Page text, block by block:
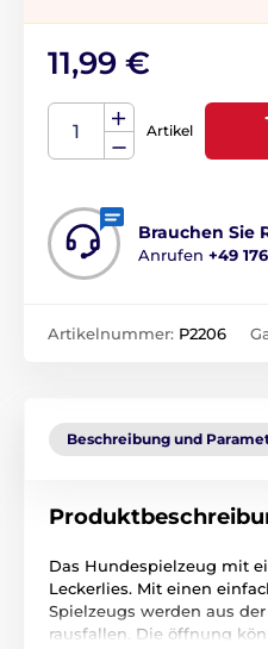
11,99 €
Artikel
Brauchen Sie
Anrufen +49
Artikelnummer: P2206
Beschreibung und
Das Hundespielzeug mit
Leckerlies. Mit einen
Spielzeugs werden aus
rausfallen. Die öffnung